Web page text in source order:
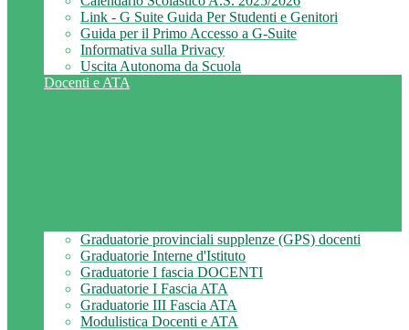
Link - G Suite Guida Per Studenti e Genitori
Guida per il Primo Accesso a G-Suite
Informativa sulla Privacy
Uscita Autonoma da Scuola
Docenti e ATA
Graduatorie provinciali supplenze (GPS) docenti
Graduatorie Interne d'Istituto
Graduatorie I fascia DOCENTI
Graduatorie I Fascia ATA
Graduatorie III Fascia ATA
Modulistica Docenti e ATA